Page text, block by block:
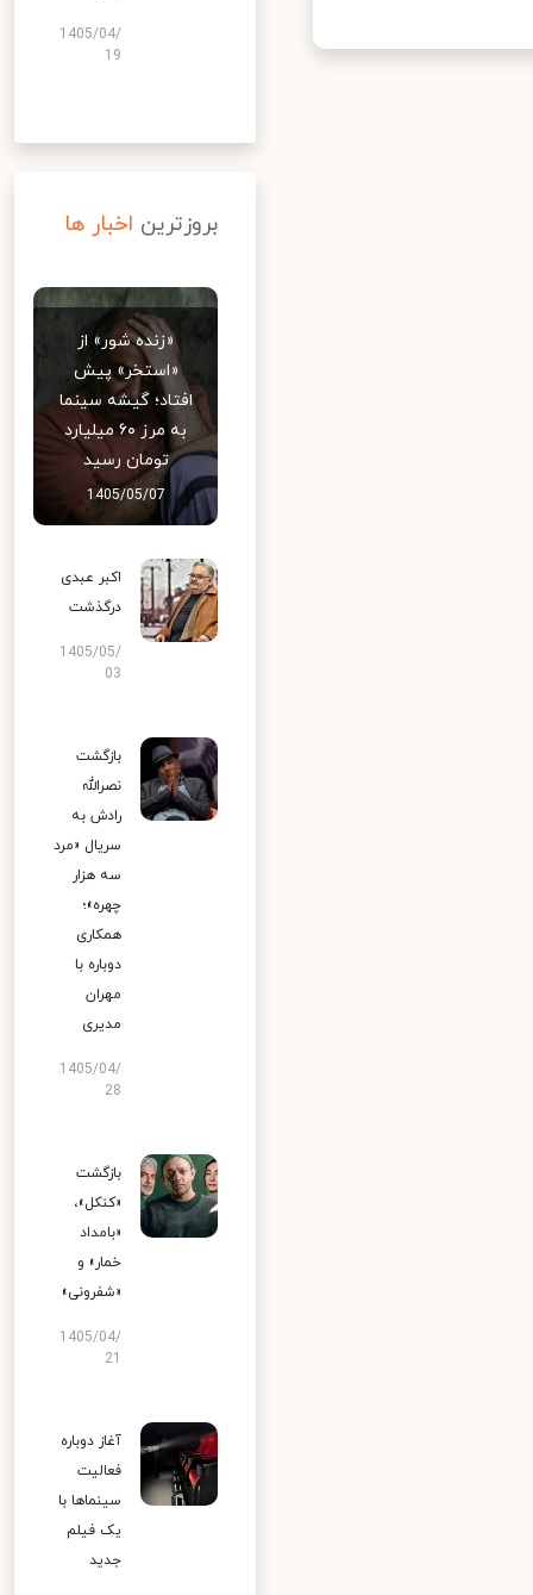
1405/04/
19
بروزترین اخبار ها
«زنده شور» از
«استخر» پیش
افتاد؛ گیشه سینما
به مرز ۶۰ میلیارد
تومان رسید
1405/05/07
اکبر عبدی
درگذشت
1405/05/
03
بازگشت
نصرالله
رادش به
سریال «مرد
سه هزار
چهره»؛
همکاری
دوباره با
مهران
مدیری
1405/04/
28
بازگشت
«کنکل»،
«بامداد
خمار» و
«شفرونی»
1405/04/
آغاز دوباره
فعالیت
سینماها با
یک فیلم
جدید